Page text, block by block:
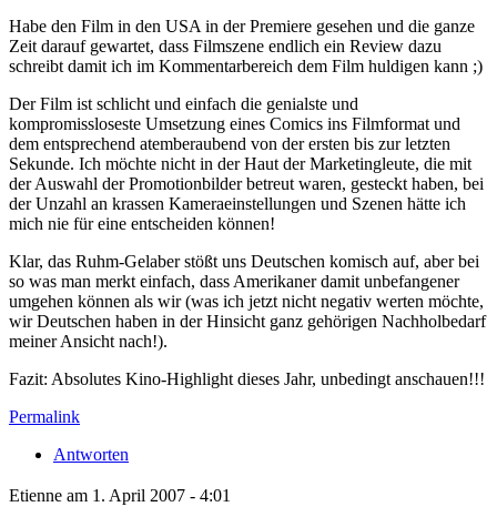
Habe den Film in den USA in der Premiere gesehen und die ganze
Zeit darauf gewartet, dass Filmszene endlich ein Review dazu
schreibt damit ich im Kommentarbereich dem Film huldigen kann ;)
Der Film ist schlicht und einfach die genialste und
kompromissloseste Umsetzung eines Comics ins Filmformat und
dem entsprechend atemberaubend von der ersten bis zur letzten
Sekunde. Ich möchte nicht in der Haut der Marketingleute, die mit
der Auswahl der Promotionbilder betreut waren, gesteckt haben, bei
der Unzahl an krassen Kameraeinstellungen und Szenen hätte ich
mich nie für eine entscheiden können!
Klar, das Ruhm-Gelaber stößt uns Deutschen komisch auf, aber bei
so was man merkt einfach, dass Amerikaner damit unbefangener
umgehen können als wir (was ich jetzt nicht negativ werten möchte,
wir Deutschen haben in der Hinsicht ganz gehörigen Nachholbedarf
meiner Ansicht nach!).
Fazit: Absolutes Kino-Highlight dieses Jahr, unbedingt anschauen!!!
Permalink
Antworten
Etienne am 1. April 2007 - 4:01